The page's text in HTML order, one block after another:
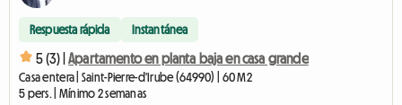
Respuesta rápida Instantánea
5 (3) | Apartamento en planta baja en casa grande
Casa entera | Saint-Pierre-d'Irube (64990) | 60 M2
5 pers. | Mínimo 2 semanas